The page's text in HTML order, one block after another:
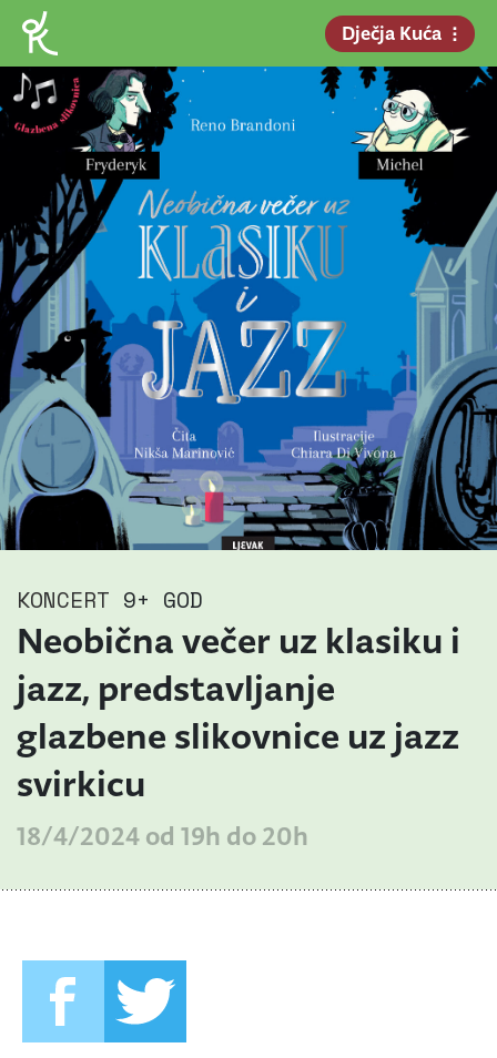
Dječja Kuća
KONCERT 9+ GOD
Neobična večer uz klasiku i
jazz, predstavljanje
glazbene slikovnice uz jazz
svirkicu
18/4/2024 od 19h do 20h